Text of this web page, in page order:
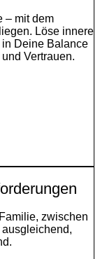
– mit dem
Löse innere
Deine Balance
Vertrauen.
zwischen